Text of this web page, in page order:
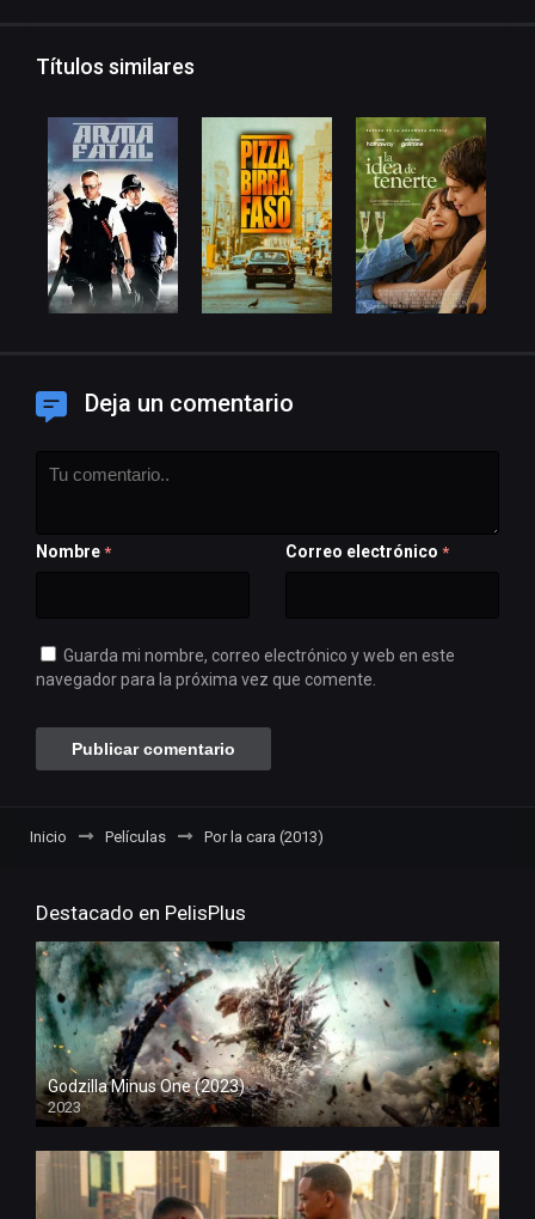
Títulos similares
Deja un comentario
Nombre * Correo electrónico *
Guarda mi nombre, correo electrónico y web en este
navegador para la próxima vez que comente.
Inicio Películas Por la cara (2013)
Destacado en PelisPlus
Godzilla Minus One (2023)
2023